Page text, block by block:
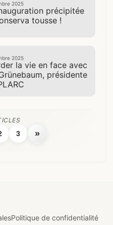
2025
précipitée
tousse !
2025
la vie en face avec
présidente
3 »
Politique de confidentialité